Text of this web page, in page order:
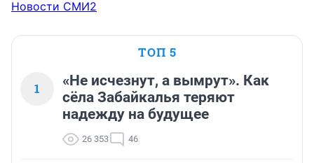
Новости СМИ2
ТОП 5
1
«Не исчезнут, а вымрут». Как
сёла Забайкалья теряют
надежду на будущее
26 353 46